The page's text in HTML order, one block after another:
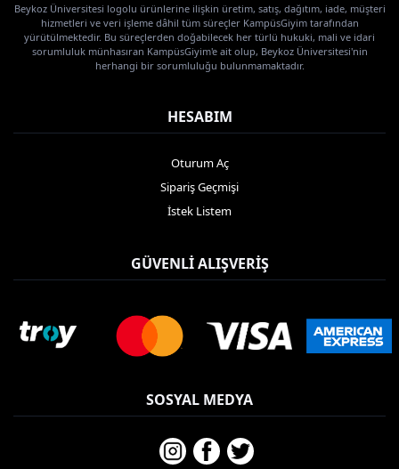
Beykoz Üniversitesi logolu ürünlerine ilişkin üretim, satış, dağıtım, iade, müşteri
hizmetleri ve veri işleme dâhil tüm süreçler KampüsGiyim tarafından
yürütülmektedir. Bu süreçlerden doğabilecek her türlü hukuki, mali ve idari
sorumluluk münhasıran KampüsGiyim'e ait olup, Beykoz Üniversitesi'nin
herhangi bir sorumluluğu bulunmamaktadır.
HESABIM
Oturum Aç
Sipariş Geçmişi
İstek Listem
GÜVENLI ALIŞVERIŞ
SOSYAL MEDYA